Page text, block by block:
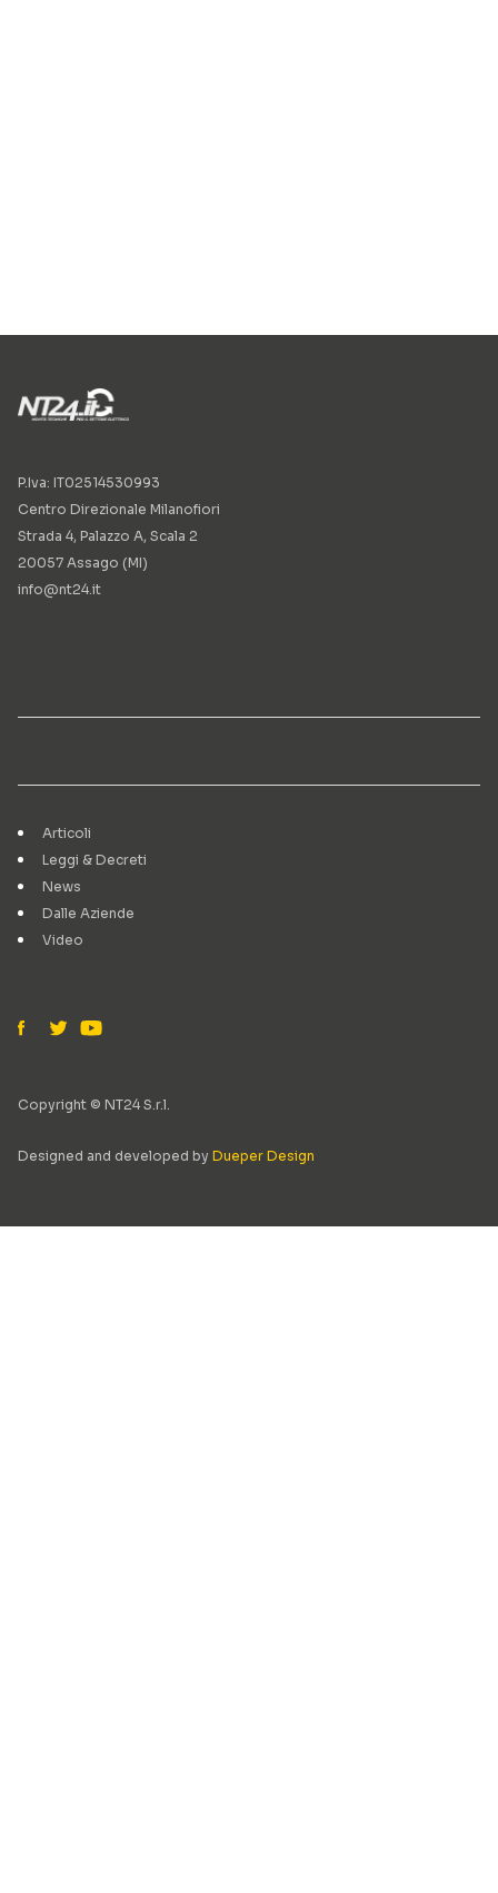
P.Iva: IT02514530993
Centro Direzionale Milanofiori
Strada 4, Palazzo A, Scala 2
20057 Assago (MI)
info@nt24.it
Articoli
Leggi & Decreti
News
Dalle Aziende
Video
Copyright © NT24 S.r.l.
Designed and developed by Dueper Design